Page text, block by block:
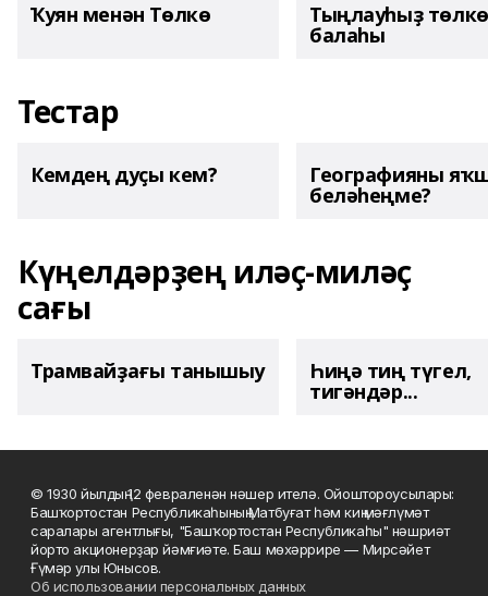
Ҡуян менән Төлкө Тыңлауһыҙ төлкө
балаһы
Тестар
Кемдең дуҫы кем? Географияны
беләһеңме?
Күңелдәрҙең иләҫ-миләҫ
сағы
Трамвайҙағы танышыу Һиңә тиң түгел,
тигәндәр...
© 1930 йылдың 12 февраленән нәшер ителә. Ойоштороусылары:
Башҡортостан Республикаһының Матбуғат һәм киң мәғлүмәт
саралары агентлығы, "Башҡортостан Республикаһы" нәшриәт
йорто акционерҙар йәмғиәте. Баш мөхәррире — Мирсәйет
Ғүмәр улы Юнысов.
Об использовании персональных данных